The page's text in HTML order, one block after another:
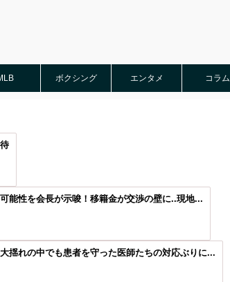
ボクシング エンタメ コラム
能性を会長が示唆！移籍金が交渉の壁に..現地...
揺れの中でも患者を守った医師たちの対応ぶりに...